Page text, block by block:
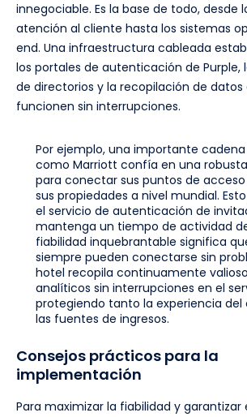
innegociable. Es la base de todo, desde
atención al cliente hasta los sistemas
end. Una infraestructura cableada
los portales de autenticación de Purple,
de directorios y la recopilación de datos
funcionen sin interrupciones.
Por ejemplo, una importante
como Marriott confía en una
para conectar sus puntos de
sus propiedades a nivel mundial.
el servicio de autenticación de
mantenga un tiempo de actividad
fiabilidad inquebrantable significa
siempre pueden conectarse sin
hotel recopila continuamente
analíticos sin interrupciones en el
protegiendo tanto la experiencia
las fuentes de ingresos.
Consejos prácticos para la
implementación
Para maximizar la fiabilidad y garantizar